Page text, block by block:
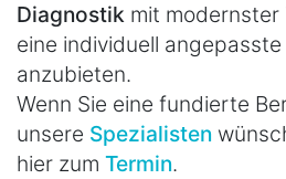
Diagnostik mit modernster
eine individuell angepasste
anzubieten.
Wenn Sie eine fundierte
unsere Spezialisten
hier zum Termin.